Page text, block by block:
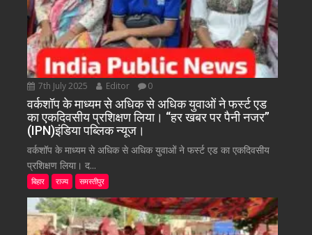
7th July 2025 Editor 0
वर्कशॉप के माध्यम से अधिक से अधिक युवाओं ने फर्स्ट एड
का एकदिवसीय प्रशिक्षण लिया। “हर खबर पर पैनी नजर”
(IPN)इंडिया पब्लिक न्यूज।
वर्कशॉप के माध्यम से अधिक से अधिक युवाओं ने फर्स्ट एड का एकदिवसीय
प्रशिक्षण लिया। द...
बिहार राज्य समस्तीपुर